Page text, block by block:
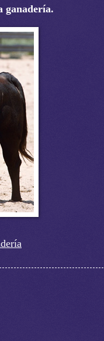
ganadería.